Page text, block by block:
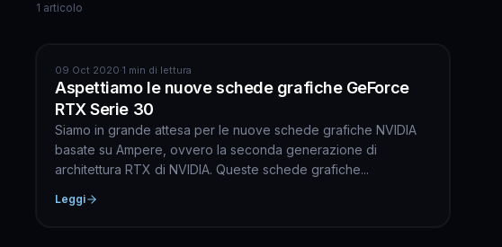
1 articolo
SENZA CATEGORIA
09 Oct 2020·1 min di lettura
Aspettiamo le nuove schede grafiche GeForce
RTX Serie 30
Siamo in grande attesa per le nuove schede grafiche NVIDIA
basate su Ampere, ovvero la seconda generazione di
architettura RTX di NVIDIA. Queste schede grafiche...
Leggi